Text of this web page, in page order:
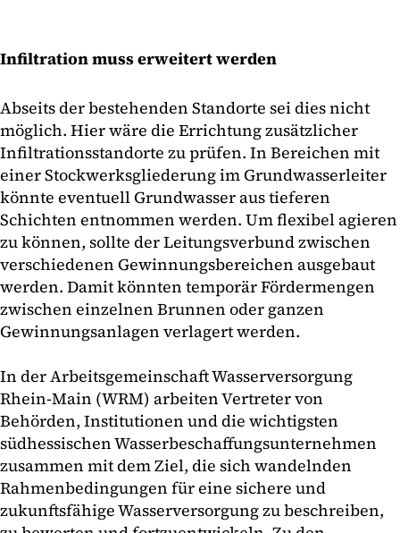
Infiltration muss erweitert werden
Abseits der bestehenden Standorte sei dies nicht
möglich. Hier wäre die Errichtung zusätzlicher
Infiltrationsstandorte zu prüfen. In Bereichen mit
einer Stockwerksgliederung im Grundwasserleiter
könnte eventuell Grundwasser aus tieferen
Schichten entnommen werden. Um flexibel agieren
zu können, sollte der Leitungsverbund zwischen
verschiedenen Gewinnungsbereichen ausgebaut
werden. Damit könnten temporär Fördermengen
zwischen einzelnen Brunnen oder ganzen
Gewinnungsanlagen verlagert werden.
In der Arbeitsgemeinschaft Wasserversorgung
Rhein-Main (WRM) arbeiten Vertreter von
Behörden, Institutionen und die wichtigsten
südhessischen Wasserbeschaffungsunternehmen
zusammen mit dem Ziel, die sich wandelnden
Rahmenbedingungen für eine sichere und
zukunftsfähige Wasserversorgung zu beschreiben,